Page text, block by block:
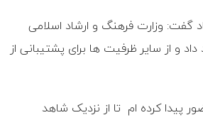
گفت: وزارت فرهنگ و ارشاد اسلامی
و از سایر ظرفیت ها برای پشتیبانی از
پیدا کرده ام تا از نزدیک شاهد